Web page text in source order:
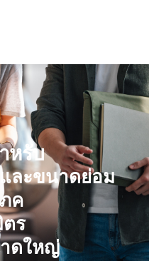
หรับ
ละขนาดย่อม
ค
ร
ดใหญ่